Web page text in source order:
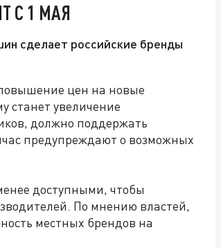
С 1 МАЯ
сделает российские бренды
цен на новые
станет увеличение
должно поддержать
предупреждают о возможных
доступными, чтобы
По мнению властей,
местных брендов на